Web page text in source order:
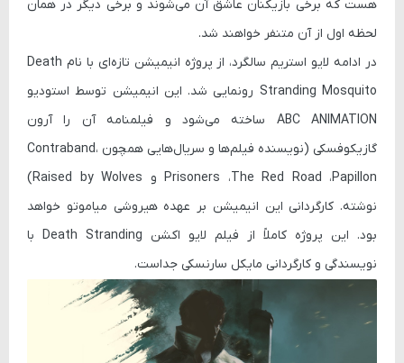
هست که برخی بازیکنان عاشق آن می‌شوند و برخی دیگر در همان
لحظه اول از آن متنفر خواهند شد.
در ادامه لایو استریم سالگرد، از پروژه انیمیشن تازه‌ای با نام Death
Stranding Mosquito رونمایی شد. این انیمیشن توسط استودیو
ABC ANIMATION ساخته می‌شود و فیلمنامه آن راآرون
گازیکوفسکی (نویسنده فیلم‌ها و سریال‌هایی همچون Contraband،
Prisoners ، The Red Road ،Papillon و Raised by Wolves
)
نوشته. کارگردانی این انیمیشن بر عهدههیروشی میاموتو خواهد
بود. این پروژه کاملاً از فیلم لایو اکشن Death Stranding با
نویسندگی و کارگردانی مایکل سارنسکی جداست.